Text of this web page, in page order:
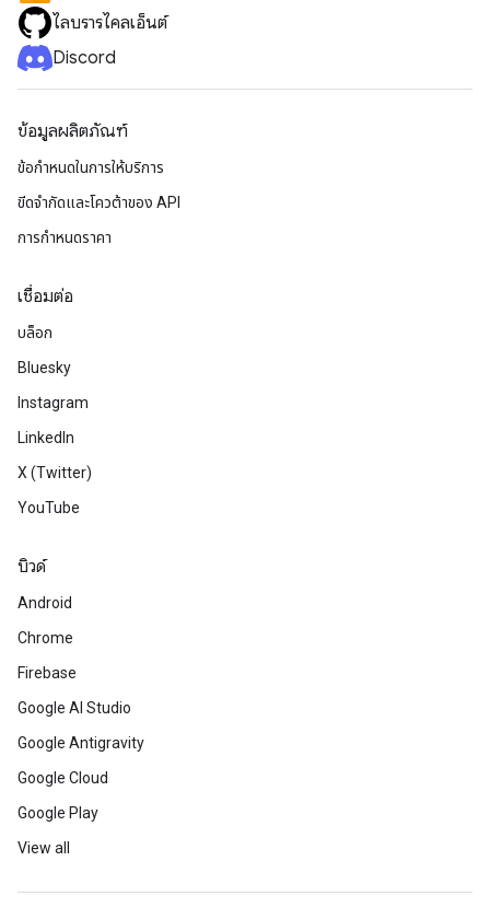
ไลบรารีไคลเอ็นต์
Discord
ข้อมูลผลิตภัณฑ์
ข้อกำหนดในการให้บริการ
ขีดจํากัดและโควต้าของ API
การกำหนดราคา
เชื่อมต่อ
บล็อก
Bluesky
Instagram
LinkedIn
X (Twitter)
YouTube
บิวด์
Android
Chrome
Firebase
Google AI Studio
Google Antigravity
Google Cloud
Google Play
View all